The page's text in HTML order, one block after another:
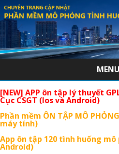
MENU
to
[NEW] APP ôn tập lý thuyết
Cục CSGT (Ios và Android)
Phần mềm ÔN TẬP MÔ
máy tính)
App ôn tập 120 tình huống mô
Android)